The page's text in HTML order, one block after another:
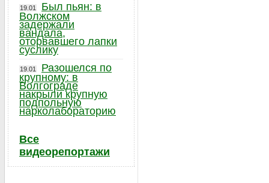
19.01
Был пьян: в
Волжском
задержали
вандала,
оторвавшего лапки
суслику
19.01
Разошелся по
крупному: в
Волгограде
накрыли крупную
подпольную
нарколабораторию
Все
видеорепортажи